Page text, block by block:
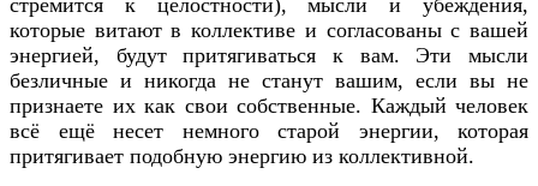
которые витают в коллективе и согласованы с вашей
энергией, будут притягиваться к вам. Эти мысли
безличные и никогда не станут вашим, если вы не
признаете их как свои собственные. Каждый человек
всё ещё несет немного старой энергии, которая
притягивает подобную энергию из коллективной.